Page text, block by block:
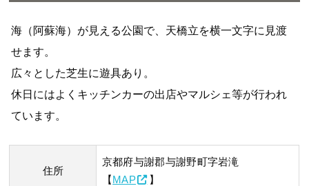
海（阿蘇海）が見える公園で、天橋立を横一文字に見渡
せます。
広々とした芝生に遊具あり。
休日にはよくキッチンカーの出店やマルシェ等が行われ
ています。
住所
京都府与謝郡与謝野町字岩滝
【 MAP 】